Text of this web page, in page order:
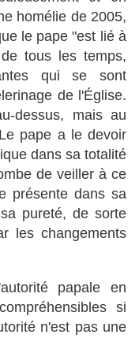
homélie de 2005,
le pape "est lié à
tous les temps,
qui se sont
de l'Église.
dessus, mais au
pape a le devoir
dans sa totalité
de veiller à ce
présente dans sa
pureté, de sorte
les changements
papale en
si
n'est pas une